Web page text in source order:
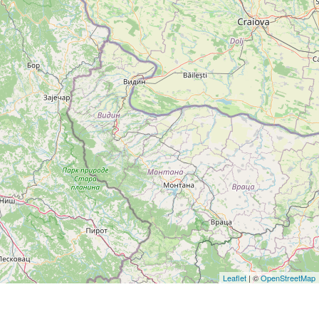
Leaflet| ©OpenStreetMap